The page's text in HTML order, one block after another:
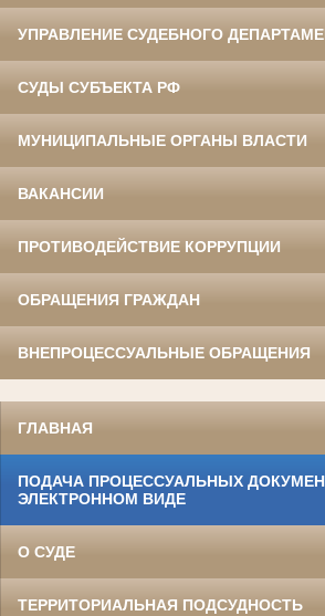
УПРАВЛЕНИЕ СУДЕБНОГО
СУДЫ СУБЪЕКТА РФ
МУНИЦИПАЛЬНЫЕ ОРГАНЫ ВЛАСТИ
ВАКАНСИИ
ПРОТИВОДЕЙСТВИЕ КОРРУПЦИИ
ОБРАЩЕНИЯ ГРАЖДАН
ВНЕПРОЦЕССУАЛЬНЫЕ ОБРАЩЕНИЯ
ГЛАВНАЯ
ПОДАЧА ПРОЦЕССУАЛЬНЫХ
ЭЛЕКТРОННОМ ВИДЕ
О СУДЕ
ТЕРРИТОРИАЛЬНАЯ ПОДСУДНОСТЬ